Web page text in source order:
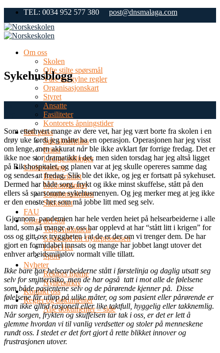
Skip
content
TEL: 0034 952 577 380 post@dnsmalaga.com
Om oss
Skolen
Ofte stilte spørsmål
Våre tre gylne regler
Organisasjonskart
Styret
Ansatte
Fasiliteter
Kontorets åpningstider
Søk plass
Søk skoleplass
Priser
Ledige stillinger
Undervisning
Barnetrinnet
Mellomtrinnet
Ungdomsskolen
Sikkerhet
FAU
Costa del Sol
Velg Andalucia
Gode råd for flytteprosessen
Livet Her
Sport
Nyheter
Rektors hjørne
Nyhetsarkiv
Kontakt oss
Regler og dokumenter
Alle dokumenter – side
Sykehusblogg
Som etterhvert mange av dere vet, har jeg vært borte fra skolen i en
drøy uke fordi jeg måtte ha en operasjon. Operasjonen har jeg visst
om lenge, men akkurat nårble ikke avklart før forrige fredag. Det er
ikke noe stor dramatikk i det, men siden torsdag har jeg altså ligget
på Rikshospitalet, og planen var at jeg skulle opereres samme dag
og sendes ut fredag. Slik ble det ikke, og jeg er fortsatt på sykehuset.
Dermed har både sorg, frykt og ikke minst skuffelse, stått på den
ellers så sparsomme sykehusmenyen. Og jeg merker meg at jeg ikke
er den eneste her som må jobbe litt med seg selv.
Gjennom pandemien har hele verden heiet på helsearbeiderne i alle
land, som så mange av oss har opplevd at har “stått litt i krigen” for
oss og gitt oss tryggheten i at de er der om vi trenger dem. De har
gjort en formidabel innsats og mange har jobbet langt utover det
enhver arbeidsmiljølov normalt ville tillatt.
Ikke bare har helsearbeiderne stått i førstelinja og daglig utsatt seg
selv for smitterisiko, men de har også tatt i mot alle de følelsene
som både pasientene selv og de pårørende kjenner på. Disse
følelsene får utløp på ulike måter, og som pasient eller pårørende er
man ikke alltid rasjonell eller like taktfull, hyggelig eller takknemlig.
Når sorgen, frykten og skuffelsen tar tak i oss, er det er lett å
glemme hvordan vi til vanlig verdsetter og stoler på menneskene
rundt oss. I stedet er det fort gjort å rette blikket innover og
frustrasjonen utover.